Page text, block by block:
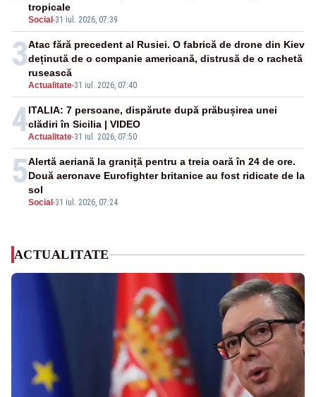
Social -31 iul. 2026, 07:39
tropicale
3
Actualitate-31 iul. 2026, 07:40
Atac fără precedent al Rusiei. O fabrică de drone din Kiev
deținută de o companie americană, distrusă de o rachetă
rusească
4Actualitate-31 iul. 2026, 07:50
ITALIA: 7 persoane, dispărute după prăbușirea unei
clădiri în Sicilia | VIDEO
5
Social -31 iul. 2026, 07:24
Alertă aeriană la graniță pentru a treia oară în 24 de ore.
Două aeronave Eurofighter britanice au fost ridicate de la
sol
ACTUALITATE